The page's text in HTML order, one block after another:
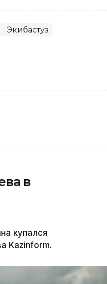
Экибастуз
в
купался
Kazinform.